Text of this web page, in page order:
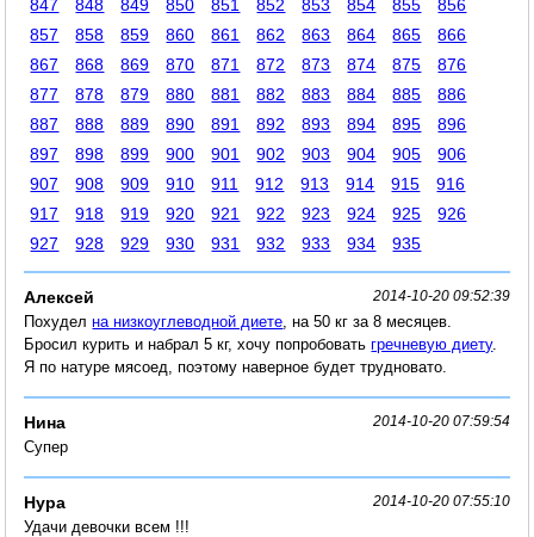
847
848 849 850 851 852 853 854 855
856
857
858 859 860 861 862 863 864 865
866
867
868 869 870 871 872 873 874 875
876
877
878 879 880 881 882 883 884 885
886
887
888 889 890 891 892 893 894 895
896
897
898 899 900 901 902 903 904 905
906
907
908 909 910 911 912 913 914 915
916
917
918 919 920 921 922 923 924 925
926
927
928 929 930 931 932 933 934 935
Алексей 2014-10-20 09:52:39
Похуделна низкоуглеводной диете , на 50 кг за 8 месяцев.
Бросил курить и набрал 5 кг, хочу попробоватьгречневую диету.
Я по натуре мясоед, поэтому наверное будет трудновато.
Нина 2014-10-20 07:59:54
Супер
Нура 2014-10-20 07:55:10
Удачи девочки всем !!!